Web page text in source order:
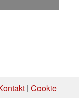
| Cookie